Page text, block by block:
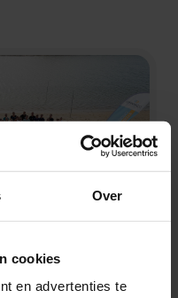
Over
cookies
en advertenties te